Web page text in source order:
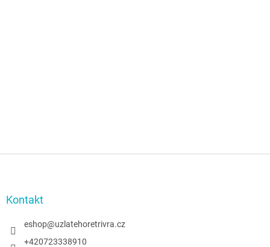
Kontakt
eshop@uzlatehoretrivra.cz
+420723338910